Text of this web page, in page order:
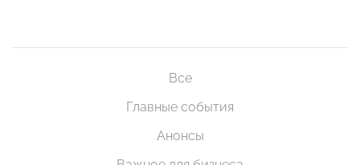
Все
Главные события
Анонсы